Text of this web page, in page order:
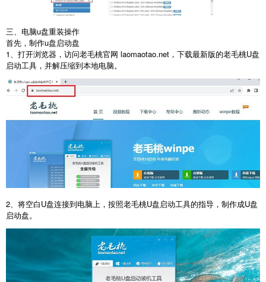
三、电脑u盘重装操作
首先，制作u盘启动盘
1
、打开浏览器，访问老毛桃官网 laomaotao.net ，下载最新版的老毛桃U盘
启动工具，并解压缩到本地电脑。
2、将空白U盘连接到电脑上，按照老毛桃U盘启动工具的指导，制作成U盘
启动盘。